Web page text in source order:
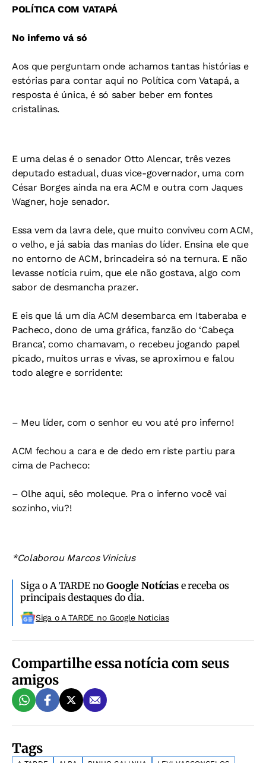
POLÍTICA COM VATAPÁ
No inferno vá só
Aos que perguntam onde achamos tantas histórias e
estórias para contar aqui no Política com Vatapá, a
resposta é única, é só saber beber em fontes
cristalinas.
E uma delas é o senador Otto Alencar, três vezes
deputado estadual, duas vice-governador, uma com
César Borges ainda na era ACM e outra com Jaques
Wagner, hoje senador.
Essa vem da lavra dele, que muito conviveu com ACM,
o velho, e já sabia das manias do líder. Ensina ele que
no entorno de ACM, brincadeira só na ternura. E não
levasse notícia ruim, que ele não gostava, algo com
sabor de desmancha prazer.
E eis que lá um dia ACM desembarca em Itaberaba e
Pacheco, dono de uma gráfica, fanzão do ‘Cabeça
Branca’, como chamavam, o recebeu jogando papel
picado, muitos urras e vivas, se aproximou e falou
todo alegre e sorridente:
– Meu líder, com o senhor eu vou até pro inferno!
ACM fechou a cara e de dedo em riste partiu para
cima de Pacheco:
– Olhe aqui, sêo moleque. Pra o inferno você vai
sozinho, viu?!
*Colaborou Marcos Vinicius
Siga o A TARDE noGoogle Notíciase receba os
principais destaques do dia.
Siga o A TARDE no Google Noticias
Compartilhe essa notícia com seus
amigos
Tags